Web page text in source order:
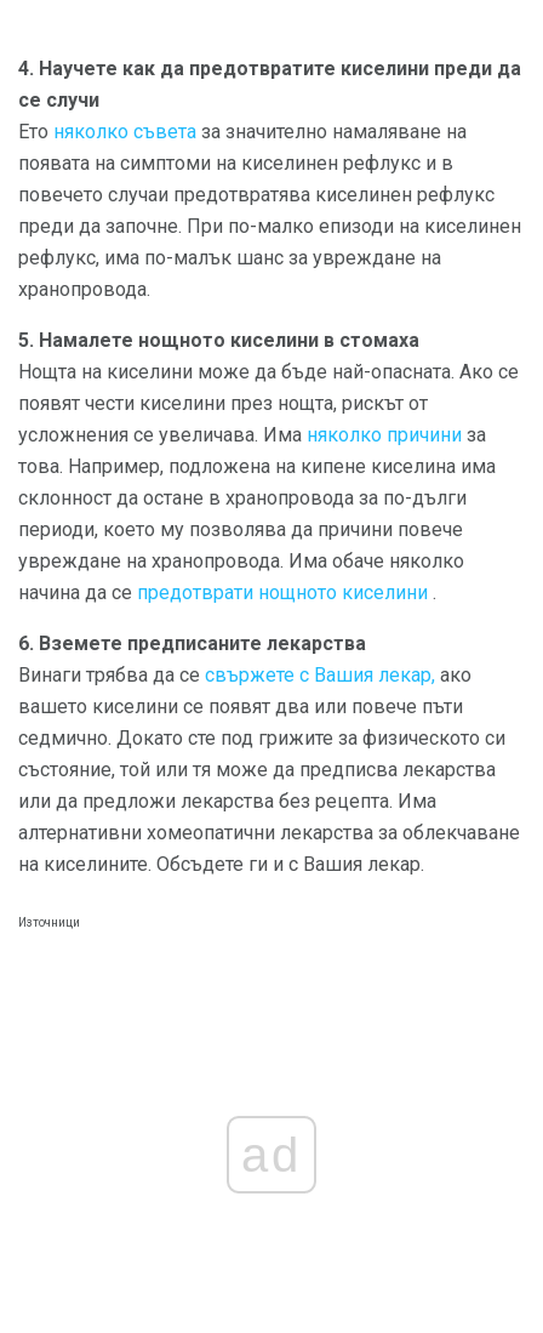
4. Научете как да предотвратите киселини преди да
се случи
Ето няколко съвета за значително намаляване на
появата на симптоми на киселинен рефлукс и в
повечето случаи предотвратява киселинен рефлукс
преди да започне. При по-малко епизоди на киселинен
рефлукс, има по-малък шанс за увреждане на
хранопровода.
5. Намалете нощното киселини в стомаха
Нощта на киселини може да бъде най-опасната. Ако се
появят чести киселини през нощта, рискът от
усложнения се увеличава. Има няколко причини за
това. Например, подложена на кипене киселина има
склонност да остане в хранопровода за по-дълги
периоди, което му позволява да причини повече
увреждане на хранопровода. Има обаче няколко
начина да се предотврати нощното киселини .
6. Вземете предписаните лекарства
Винаги трябва да се свържете с Вашия лекар, ако
вашето киселини се появят два или повече пъти
седмично. Докато сте под грижите за физическото си
състояние, той или тя може да предписва лекарства
или да предложи лекарства без рецепта. Има
алтернативни хомеопатични лекарства за облекчаване
на киселините. Обсъдете ги и с Вашия лекар.
Източници
ad